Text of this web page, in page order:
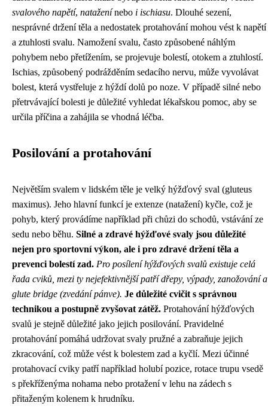
svalového napětí, nataženínebo i ischiasu. Dlouhé sezení,
nesprávné držení těla a nedostatek protahování mohou vést k napětí
a ztuhlosti svalu. Namožení svalu, často způsobené náhlým
pohybem nebo přetížením, se projevuje bolestí, otokem a ztuhlostí.
Ischias, způsobený podrážděním sedacího nervu, může vyvolávat
bolest, která vystřeluje z hýždí dolů po noze. V případě silné nebo
přetrvávající bolesti je důležité vyhledat lékařskou pomoc, aby se
určila příčina a zahájila se vhodná léčba.
Posilování a protahování
Největším svalem v lidském těle je velký hýžďový sval (gluteus
maximus). Jeho hlavní funkcí je extenze (natažení) kyčle, což je
pohyb, který provádíme například při chůzi do schodů, vstávání ze
sedu nebo běhu. Silné a zdravé hýžďové svaly jsou důležité
nejen pro sportovní výkon, ale i pro zdravé držení těla a
prevenci bolestí zad. Pro posílení hýžďových svalů existuje celá
řada cviků, mezi ty nejefektivnější patří dřepy, výpady, zanožování a
glute bridge (zvedání pánve). Je důležité cvičit s správnou
technikou a postupně zvyšovat zátěž. Protahování hýžďových
svalů je stejně důležité jako jejich posilování. Pravidelné
protahování pomáhá udržovat svaly pružné a zabraňuje jejich
zkracování, což může vést k bolestem zad a kyčlí. Mezi účinné
protahovací cviky patří například holubí pozice, rotace trupu vsedě
s překříženýma nohama nebo protažení v lehu na zádech s
přitaženým kolenem k hrudníku.